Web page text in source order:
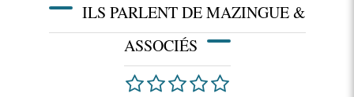
ILS PARLENT DE MAZINGUE &
ASSOCIÉS